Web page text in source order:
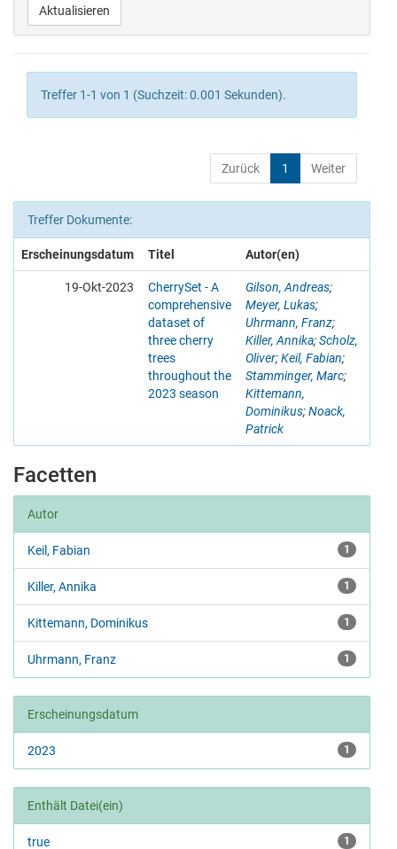
Treffer 1-1 von 1 (Suchzeit: 0.001 Sekunden).
Zurück 1 Weiter
Treffer Dokumente:
Erscheinungsdatum Titel Autor(en)
19-Okt-2023
CherrySet - A
comprehensive
dataset of
three cherry
trees
throughout the
2023 season
Gilson, Andreas;
Meyer, Lukas;
Uhrmann, Franz;
Killer, Annika;Scholz,
Oliver;Keil, Fabian;
Stamminger, Marc;
Kittemann,
Dominikus;Noack,
Patrick
Facetten
Autor
1
Keil, Fabian
1
Killer, Annika
1
Kittemann, Dominikus
1
Uhrmann, Franz
Erscheinungsdatum
1
2023
Enthält Datei(ein)
1
true